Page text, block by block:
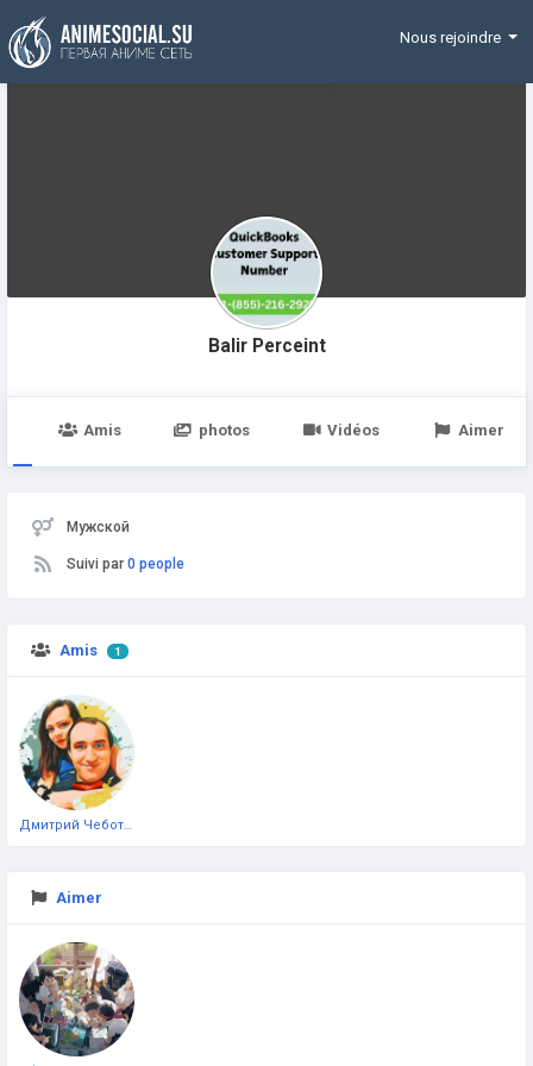
Funding
Nous rejoindre
Balir Perceint
Amis photos Vidéos Aimer
Мужской
Suivi par 0 people
Amis 1
Aimer